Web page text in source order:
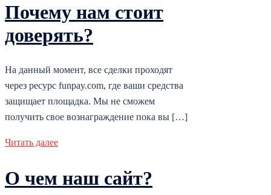
Почему нам стоит
доверять?
На данный момент, все сделки проходят
через ресурс funpay.com, где ваши средства
защищает площадка. Мы не сможем
получить свое вознаграждение пока вы […]
Читать далее
О чем наш сайт?